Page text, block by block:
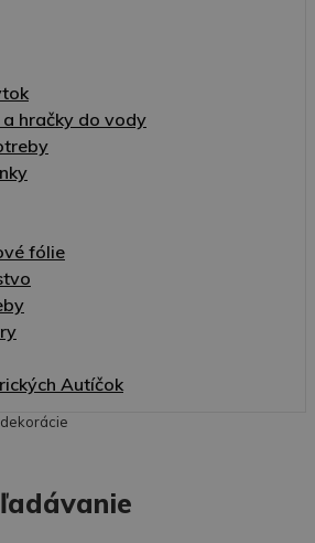
hračky do vody
fólie
Autíčok